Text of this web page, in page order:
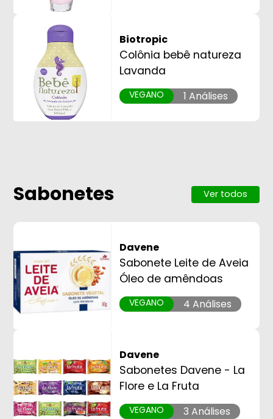
Biotropic
Colônia bebê natureza
Lavanda
VEGANO 1 Análises
Sabonetes Ver todos
Davene
Sabonete Leite de Aveia
Óleo de amêndoas
VEGANO 4 Análises
Davene
Sabonetes Davene - La
Flore e La Fruta
VEGANO 3 Análises